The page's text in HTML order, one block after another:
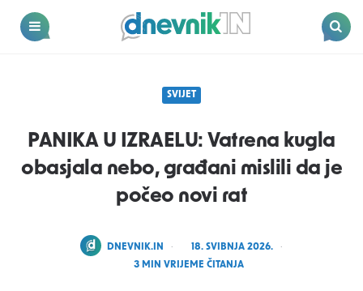
Dnevnik.in
SVIJET
PANIKA U IZRAELU: Vatrena kugla
obasjala nebo, građani mislili da je
počeo novi rat
POSTED
DNEVNIK.IN
18. SVIBNJA 2026.
3 MIN VRIJEME ČITANJA